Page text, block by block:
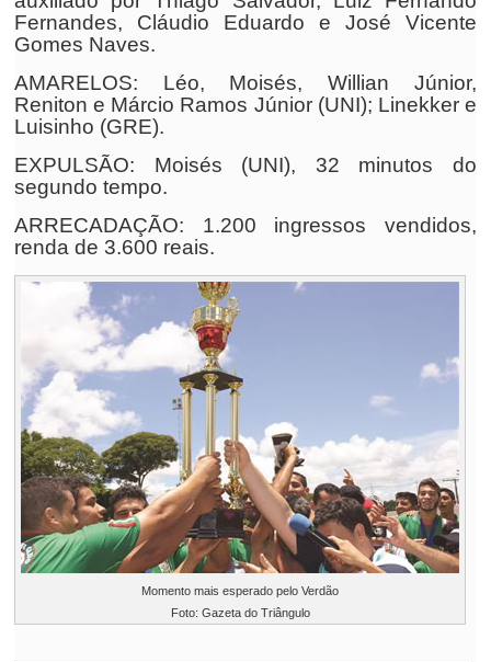
Fernandes, Cláudio Eduardo e José Vicente
Gomes Naves.
AMARELOS: Léo, Moisés, Willian Júnior,
Reniton e Márcio Ramos Júnior (UNI); Linekker e
Luisinho (GRE).
EXPULSÃO: Moisés (UNI), 32 minutos do
segundo tempo.
ARRECADAÇÃO: 1.200 ingressos vendidos,
renda de 3.600 reais.
Momento mais esperado pelo Verdão
Foto: Gazeta do Triângulo